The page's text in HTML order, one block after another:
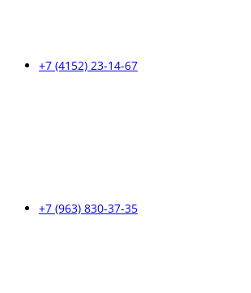
+7 (4152) 23-14-67
+7 (963) 830-37-35